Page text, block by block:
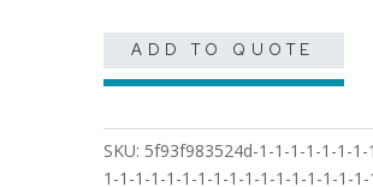
ADD TO QUOTE
SKU: 5f93f983524d-1-1-1-1-1-1-
1-1-1-1-1-1-1-1-1-1-1-1-1-1-1-1-